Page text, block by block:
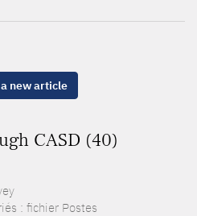
new article
CASD (40)
: fichier Postes